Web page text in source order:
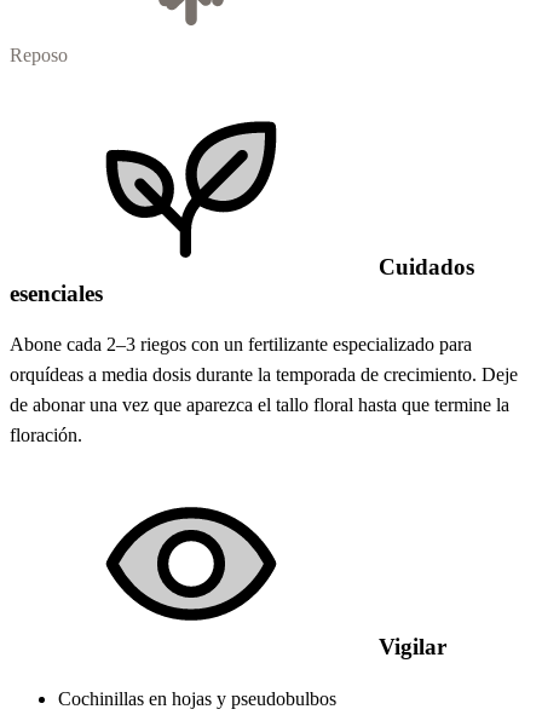
Reposo
Cuidados
esenciales
Abone cada 2–3 riegos con un fertilizante especializado para
orquídeas a media dosis durante la temporada de crecimiento. Deje
de abonar una vez que aparezca el tallo floral hasta que termine la
floración.
Vigilar
Cochinillas en hojas y pseudobulbos